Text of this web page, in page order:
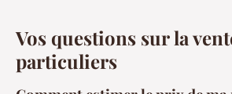
Vos questions sur la
particuliers